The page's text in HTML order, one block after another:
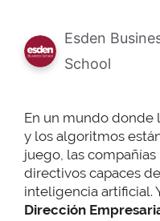
Esden
School
En un mundo donde
y los algoritmos
juego, las
directivos capaces
inteligencia artificial.
Dirección